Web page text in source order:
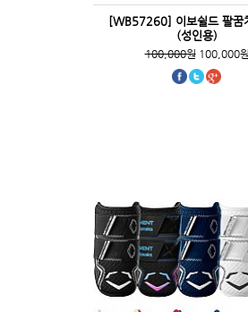
[WB57260] 이보쉴드 팔꿈
(성인용)
100,000원100,000원